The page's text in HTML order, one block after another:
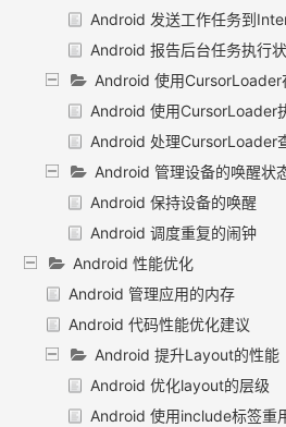
Android 发送工作任务到
Android 报告后台任务执行状
Android 使用CursorLoader
Android 使用CursorLoader
Android 处理CursorLoader
Android 管理设备的唤醒状
Android 保持设备的唤醒
Android 调度重复的闹钟
Android 性能优化
Android 管理应用的内存
Android 代码性能优化建议
Android 提升Layout的性能
Android 优化layout的层级
Android 使用include标签重